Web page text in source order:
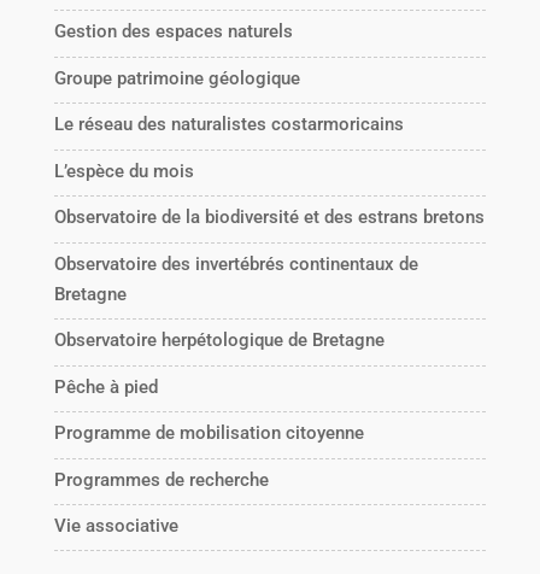
Gestion des espaces naturels
Groupe patrimoine géologique
Le réseau des naturalistes costarmoricains
L’espèce du mois
Observatoire de la biodiversité et des estrans bretons
Observatoire des invertébrés continentaux de
Bretagne
Observatoire herpétologique de Bretagne
Pêche à pied
Programme de mobilisation citoyenne
Programmes de recherche
Vie associative